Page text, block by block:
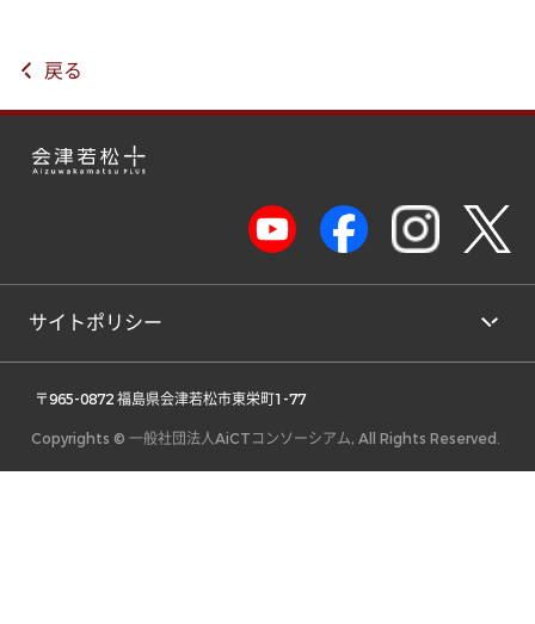
戻る
サイトポリシー
〒965-0872 福島県会津若松市東栄町1-77
Copyrights © 一般社団法人AiCTコンソーシアム, All Rights Reserved.